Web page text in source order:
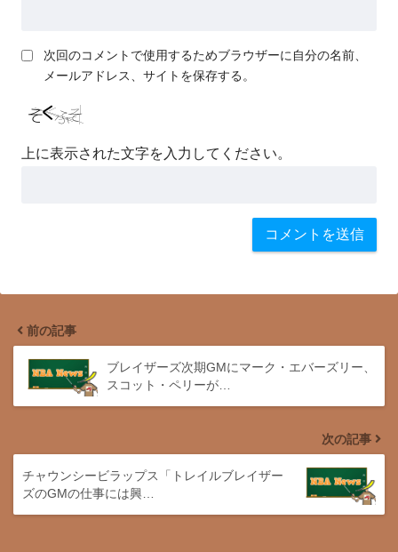
次回のコメントで使用するためブラウザーに自分の名前、
メールアドレス、サイトを保存する。
上に表示された文字を入力してください。
前の記事
ブレイザーズ次期GMにマーク・エバーズリー、
スコット・ペリーが…
次の記事
チャウンシービラップス「トレイルブレイザー
ズのGMの仕事には興…